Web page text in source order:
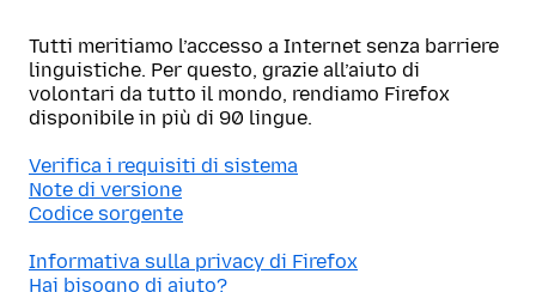
Tutti meritiamo l’accesso a Internet senza barriere
linguistiche. Per questo, grazie all’aiuto di
volontari da tutto il mondo, rendiamo Firefox
disponibile in più di 90 lingue.
Verifica i requisiti di sistema
Note di versione
Codice sorgente
Informativa sulla privacy di Firefox
Hai bisogno di aiuto?